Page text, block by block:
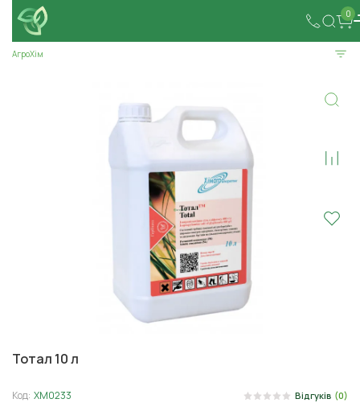
0
АгроХім
Тотал 10 л
Код: ХМ0233 Відгуків (0)